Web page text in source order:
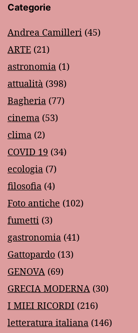
Categorie
Andrea Camilleri (45)
ARTE (21)
astronomia (1)
attualità (398)
Bagheria (77)
cinema (53)
clima (2)
COVID 19 (34)
ecologia (7)
filosofia (4)
Foto antiche (102)
fumetti (3)
gastronomia (41)
Gattopardo (13)
GENOVA (69)
GRECIA MODERNA (30)
I MIEI RICORDI (216)
letteratura italiana (146)